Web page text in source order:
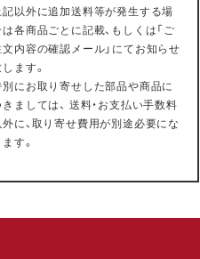
記以外に追加送料等が発生する場
は各商品ごとに記載、もしくは「ご
文内容の確認メール」にてお知らせ
ます。
別にお取り寄せした部品や商品に
きましては、 送料・お支払い手数料
外に、取り寄せ費用が別途必要にな
す。